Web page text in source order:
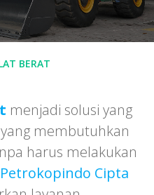
BERAT
menjadi solusi yang
membutuhkan
harus melakukan
Cipta